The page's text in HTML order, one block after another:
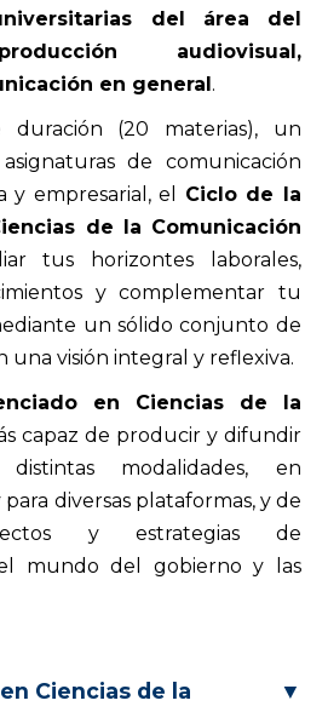
del área del
audiovisual,
en general .
duración (20 materias), un
de comunicación
y empresarial, el Ciclo de la
de la Comunicación
tus horizontes laborales,
y complementar tu
un sólido conjunto de
una visión integral y reflexiva.
en Ciencias de la
capaz de producir y difundir
modalidades, en
diversas plataformas, y de
y estrategias de
mundo del gobierno y las
Ciencias de la
▼